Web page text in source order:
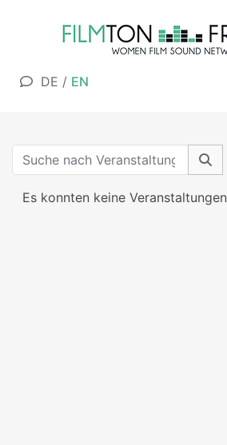
DE / EN
Es konnten keine